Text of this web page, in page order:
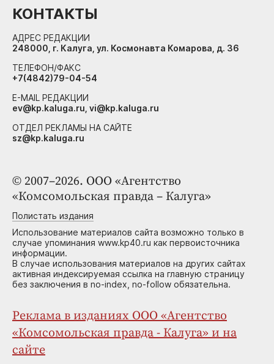
© 2007–2026. ООО «Агентство
«Комсомольская правда – Калуга»
Полистать издания
Использование материалов сайта возможно только в
случае упоминания www.kp40.ru как первоисточника
информации.
В случае использования материалов на других сайтах
активная индексируемая ссылка на главную страницу
без заключения в no-index, no-follow обязательна.
Реклама в изданиях ООО «Агентство
«Комсомольская правда - Калуга» и на
сайте
КОНТАКТЫ
АДРЕС РЕДАКЦИИ
248000, г. Калуга, ул. Космонавта Комарова, д. 36
ТЕЛЕФОН/ФАКС
+7(4842)79-04-54
E-MAIL РЕДАКЦИИ
ev@kp.kaluga.ru, vi@kp.kaluga.ru
ОТДЕЛ РЕКЛАМЫ НА САЙТЕ
sz@kp.kaluga.ru